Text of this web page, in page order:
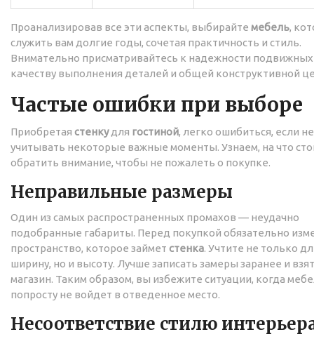
Проанализировав все эти аспекты, выбирайте мебель,
служить вам долгие годы, сочетая практичность и стиль.
Внимательно присматривайтесь к надежности подвижных
качеству выполнения деталей и общей конструктивной
Частые ошибки при выборе
Приобретая стенкудля гостиной, легко ошибиться, если не
учитывать некоторые важные моменты. Узнаем, на что
обратить внимание, чтобы не пожалеть о покупке.
Неправильные размеры
Один из самых распространенных промахов — неудачно
подобранные габариты. Перед покупкой обязательно
пространство, которое займет стенка. Учтите не только
ширину, но и высоту. Лучше записать замеры заранее и
магазин. Таким образом, вы избежите ситуации, когда
попросту не войдет в отведенное место.
Несоответствие стилю